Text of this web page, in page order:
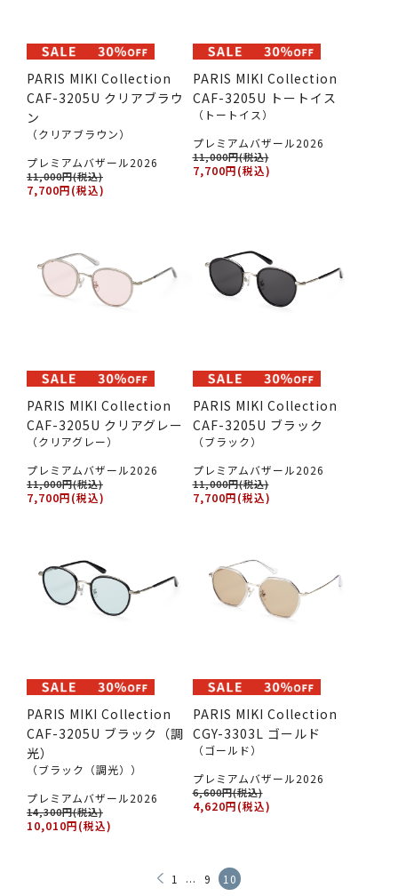
PARIS MIKI Collection
CAF-3205U クリアブラウ
ン
（クリアブラウン）
プレミアムバザール2026
11,000円(税込)
7,700円(税込)
PARIS MIKI Collection
CAF-3205U トートイス
（トートイス）
プレミアムバザール2026
11,000円(税込)
7,700円(税込)
PARIS MIKI Collection
CAF-3205U クリアグレー
（クリアグレー）
プレミアムバザール2026
11,000円(税込)
7,700円(税込)
PARIS MIKI Collection
CAF-3205U ブラック
（ブラック）
プレミアムバザール2026
11,000円(税込)
7,700円(税込)
PARIS MIKI Collection
CAF-3205U ブラック（調
光）
（ブラック（調光））
プレミアムバザール2026
14,300円(税込)
10,010円(税込)
PARIS MIKI Collection
CGY-3303L ゴールド
（ゴールド）
プレミアムバザール2026
6,600円(税込)
4,620円(税込)
1 ... 9 10